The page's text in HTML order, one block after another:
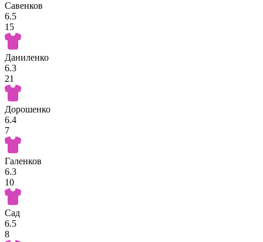
Савенков
6.5
15
Даниленко
6.3
21
Дорошенко
6.4
7
Галенков
6.3
10
Сад
6.5
8